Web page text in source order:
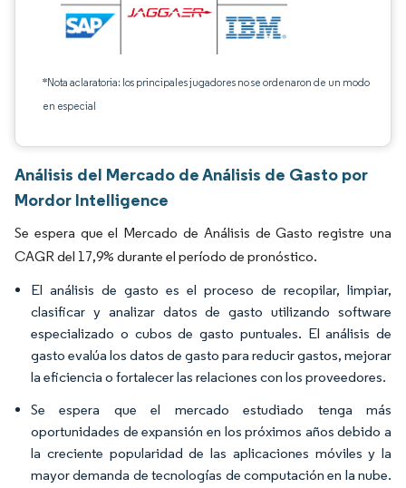
*Nota aclaratoria: los principales jugadores no se ordenaron de un modo
en especial
Análisis del Mercado de Análisis de Gasto por
Mordor Intelligence
Se espera que el Mercado de Análisis de Gasto registre una
CAGR del 17,9% durante el período de pronóstico.
El análisis de gasto es el proceso de recopilar, limpiar,
clasificar y analizar datos de gasto utilizando software
especializado o cubos de gasto puntuales. El análisis de
gasto evalúa los datos de gasto para reducir gastos, mejorar
la eficiencia o fortalecer las relaciones con los proveedores.
Se espera que el mercado estudiado tenga más
oportunidades de expansión en los próximos años debido a
la creciente popularidad de las aplicaciones móviles y la
mayor demanda de tecnologías de computación en la nube.